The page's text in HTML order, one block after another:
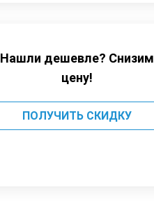
Нашли дешевле? Снизим
цену!
ПОЛУЧИТЬ СКИДКУ